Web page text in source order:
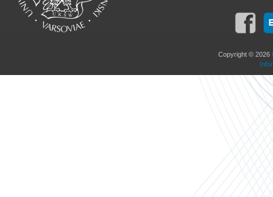
Copyright © 2026